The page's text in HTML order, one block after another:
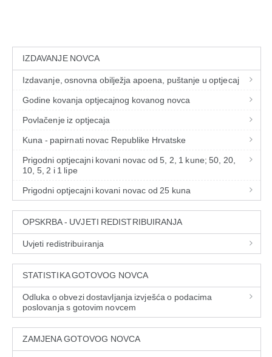
IZDAVANJE NOVCA
Izdavanje, osnovna obilježja apoena, puštanje u optjecaj
Godine kovanja optjecajnog kovanog novca
Povlačenje iz optjecaja
Kuna - papirnati novac Republike Hrvatske
Prigodni optjecajni kovani novac od 5, 2, 1 kune; 50, 20,
10, 5, 2 i 1 lipe
Prigodni optjecajni kovani novac od 25 kuna
OPSKRBA - UVJETI REDISTRIBUIRANJA
Uvjeti redistribuiranja
STATISTIKA GOTOVOG NOVCA
Odluka o obvezi dostavljanja izvješća o podacima
poslovanja s gotovim novcem
ZAMJENA GOTOVOG NOVCA